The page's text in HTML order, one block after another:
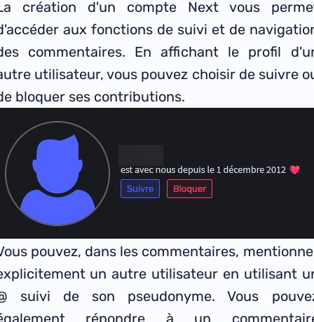
création d'un compte Next vous
aux fonctions de suivi et de
commentaires. En affichant le profil
utilisateur, vous pouvez choisir de suivre
bloquer ses contributions.
pouvez, dans les commentaires,
un autre utilisateur en utilisant
suivi de son pseudonyme. Vous
répondre à un